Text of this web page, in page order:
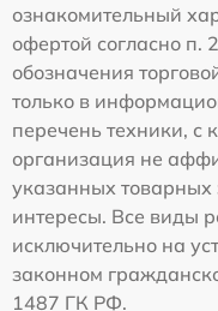
ознакомительный
офертой согласно п.
обозначения
только в
перечень техники, с
организация не
указанных товарных
интересы. Все виды
исключительно на
законном
1487 ГК РФ.